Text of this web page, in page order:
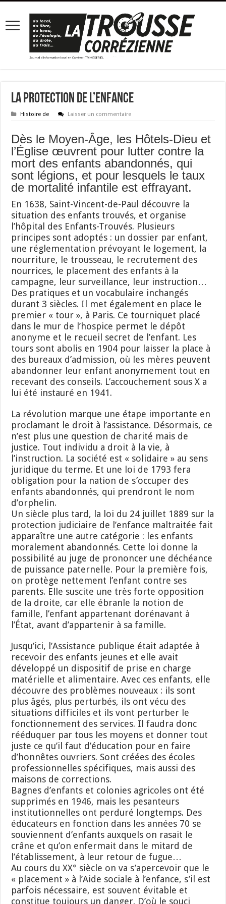
La protection de l’enfance
Histoire de Laisser un commentaire
Dès le Moyen-Âge, les Hôtels-Dieu et
l’Église œuvrent pour lutter contre la
mort des enfants abandonnés, qui
sont légions, et pour lesquels le taux
de mortalité infantile est effrayant.
En 1638, Saint-Vincent-de-Paul découvre la
situation des enfants trouvés, et organise
l’hôpital des Enfants-Trouvés. Plusieurs
principes sont adoptés : un dossier par enfant,
une réglementation prévoyant le logement, la
nourriture, le trousseau, le recrutement des
nourrices, le placement des enfants à la
campagne, leur surveillance, leur instruction…
Des pratiques et un vocabulaire inchangés
durant 3 siècles. Il met également en place le
premier « tour », à Paris. Ce tourniquet placé
dans le mur de l’hospice permet le dépôt
anonyme et le recueil secret de l’enfant. Les
tours sont abolis en 1904 pour laisser la place à
des bureaux d’admission, où les mères peuvent
abandonner leur enfant anonymement tout en
recevant des conseils. L’accouchement sous X a
lui été instauré en 1941.
La révolution marque une étape importante en
proclamant le droit à l’assistance. Désormais, ce
n’est plus une question de charité mais de
justice. Tout individu a droit à la vie, à
l’instruction. La société est « solidaire » au sens
juridique du terme. Et une loi de 1793 fera
obligation pour la nation de s’occuper des
enfants abandonnés, qui prendront le nom
d’orphelin.
Un siècle plus tard, la loi du 24 juillet 1889 sur la
protection judiciaire de l’enfance maltraitée fait
apparaître une autre catégorie : les enfants
moralement abandonnés. Cette loi donne la
possibilité au juge de prononcer une déchéance
de puissance paternelle. Pour la première fois,
on protège nettement l’enfant contre ses
parents. Elle suscite une très forte opposition
de la droite, car elle ébranle la notion de
famille, l’enfant appartenant dorénavant à
l’État, avant d’appartenir à sa famille.
Jusqu’ici, l’Assistance publique était adaptée à
recevoir des enfants jeunes et elle avait
développé un dispositif de prise en charge
matérielle et alimentaire. Avec ces enfants, elle
découvre des problèmes nouveaux : ils sont
plus âgés, plus perturbés, ils ont vécu des
situations difficiles et ils vont perturber le
fonctionnement des services. Il faudra donc
rééduquer par tous les moyens et donner tout
juste ce qu’il faut d’éducation pour en faire
d’honnêtes ouvriers. Sont créées des écoles
professionnelles spécifiques, mais aussi des
maisons de corrections.
Bagnes d’enfants et colonies agricoles ont été
supprimés en 1946, mais les pesanteurs
institutionnelles ont perduré longtemps. Des
éducateurs en fonction dans les années 70 se
souviennent d’enfants auxquels on rasait le
crâne et qu’on enfermait dans le mitard de
l’établissement, à leur retour de fugue…
Au cours du XX° siècle on va s’apercevoir que le
« placement » à l’Aide sociale à l’enfance, s’il est
parfois nécessaire, est souvent évitable et
constitue toujours un danger. D’où le souci